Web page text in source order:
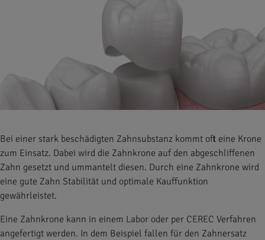
Bei einer stark beschädigten Zahnsubstanz kommt oft eine Krone
zum Einsatz. Dabei wird die Zahnkrone auf den abgeschliffenen
Zahn gesetzt und ummantelt diesen. Durch eine Zahnkrone wird
eine gute Zahn Stabilität und optimale Kauffunktion
gewährleistet.
Eine Zahnkrone kann in einem Labor oder per CEREC Verfahren
angefertigt werden. In dem Beispiel fallen für den Zahnersatz